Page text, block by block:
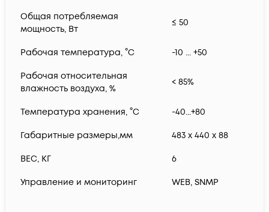
Общая потребляемая
мощность, Вт
≤ 50
Рабочая температура, °С -10 ... +50
Рабочая относительная
влажность воздуха, %
< 85%
Температура хранения, °С -40...+80
Габаритные размеры,мм 483 x 440 x 88
ВЕС, КГ 6
Управление и мониторинг WEB, SNMP